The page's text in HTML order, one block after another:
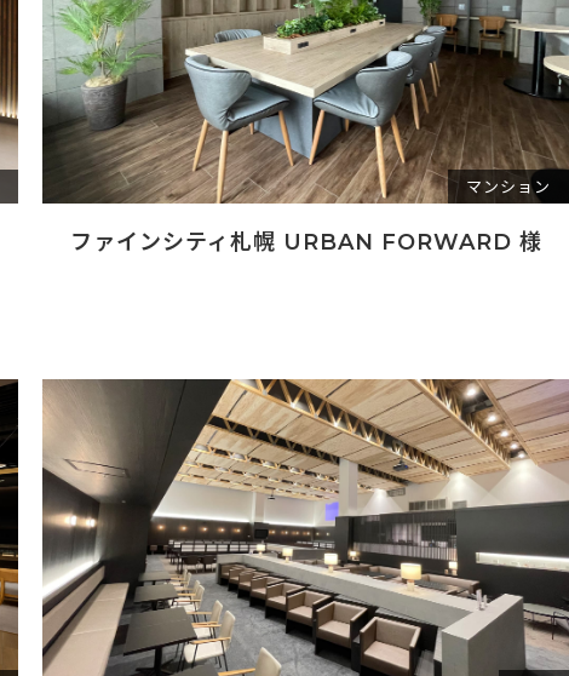
マンション
ファインシティ札幌 URBAN FORWARD 様